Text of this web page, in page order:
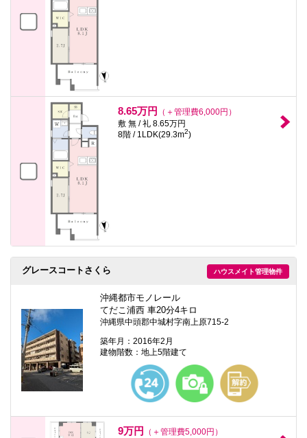
8.65万円
（＋管理費6,000円）
敷 無 / 礼 8.65万円
8階 / 1LDK(29.3m2)
ハウスメイト管理物件
グレースコートさくら
沖縄都市モノレール
てだこ浦西 車20分4キロ
沖縄県中頭郡中城村字南上原715-2
築年月：2016年2月
建物階数：地上5階建て
9万円
（＋管理費5,000円）